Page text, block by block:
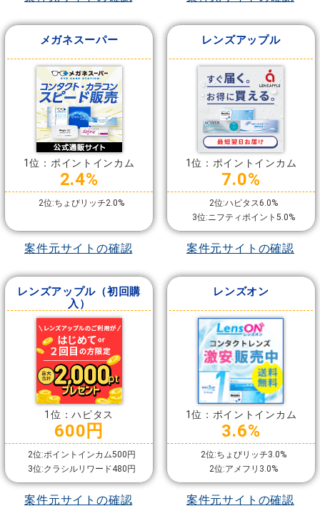
メガネスーパー
1位：ポイントインカム
2.4%
2位:ちょびリッチ2.0%
案件元サイトの確認
レンズアップル
1位：ポイントインカム
7.0%
2位:ハピタス6.0%
3位:ニフティポイント5.0%
案件元サイトの確認
レンズアップル（初回購
入）
1位：ハピタス
600円
2位:ポイントインカム500円
3位:クラシルリワード480円
案件元サイトの確認
レンズオン
1位：ポイントインカム
3.6%
2位:ちょびリッチ3.0%
2位:アメフリ3.0%
案件元サイトの確認